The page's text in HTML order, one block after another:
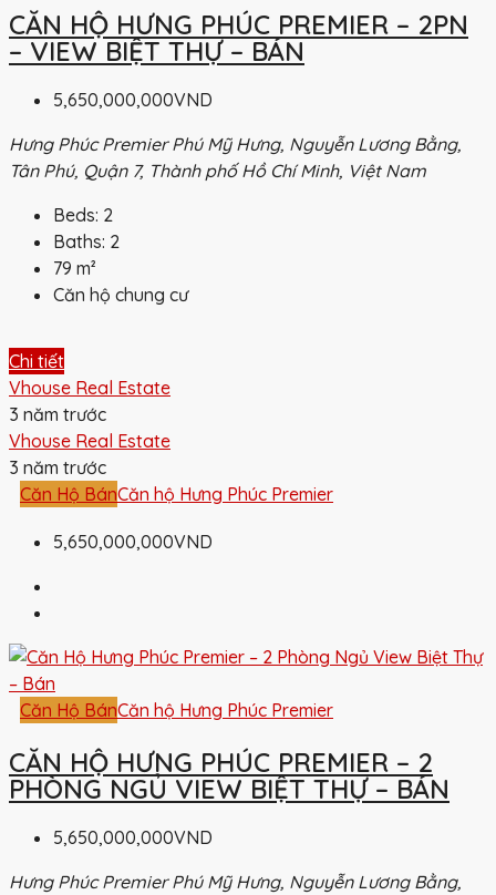
CĂN HỘ HƯNG PHÚC PREMIER – 2PN
– VIEW BIỆT THỰ – BÁN
5,650,000,000VND
Hưng Phúc Premier Phú Mỹ Hưng, Nguyễn Lương Bằng,
Tân Phú, Quận 7, Thành phố Hồ Chí Minh, Việt Nam
Beds: 2
Baths: 2
79 m²
Căn hộ chung cư
Chi tiết
Vhouse Real Estate
3 năm trước
Vhouse Real Estate
3 năm trước
Căn Hộ BánCăn hộ Hưng Phúc Premier
5,650,000,000VND
Căn Hộ BánCăn hộ Hưng Phúc Premier
CĂN HỘ HƯNG PHÚC PREMIER – 2
PHÒNG NGỦ VIEW BIỆT THỰ – BÁN
5,650,000,000VND
Hưng Phúc Premier Phú Mỹ Hưng, Nguyễn Lương Bằng,